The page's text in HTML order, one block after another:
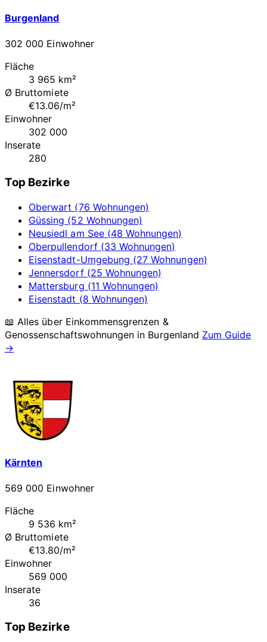
Burgenland
302 000 Einwohner
Fläche
3 965 km²
Ø Bruttomiete
€13.06/m²
Einwohner
302 000
Inserate
280
Top Bezirke
Oberwart (76 Wohnungen)
Güssing (52 Wohnungen)
Neusiedl am See (48 Wohnungen)
Oberpullendorf (33 Wohnungen)
Eisenstadt-Umgebung (27 Wohnungen)
Jennersdorf (25 Wohnungen)
Mattersburg (11 Wohnungen)
Eisenstadt (8 Wohnungen)
📖 Alles über Einkommensgrenzen &
Genossenschaftswohnungen in Burgenland Zum Guide
→
Kärnten
569 000 Einwohner
Fläche
9 536 km²
Ø Bruttomiete
€13.80/m²
Einwohner
569 000
Inserate
36
Top Bezirke